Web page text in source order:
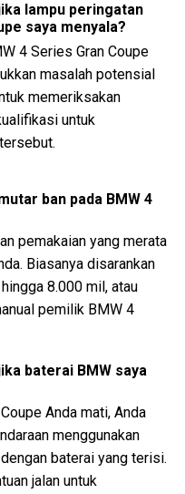
lampu peringatan
saya menyala?
4 Series Gran Coupe
masalah potensial
memeriksakan
untuk
ban pada BMW 4
pemakaian yang merata
Biasanya disarankan
8.000 mil, atau
pemilik BMW 4
baterai BMW saya
Anda mati, Anda
menggunakan
baterai yang terisi.
jalan untuk